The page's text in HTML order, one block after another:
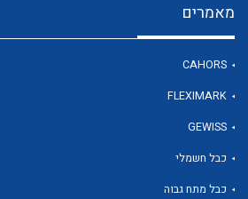
מאמרים
CAHORS
FLEXIMARK
GEWISS
כבל חשמלי
כבל מתח גבוה